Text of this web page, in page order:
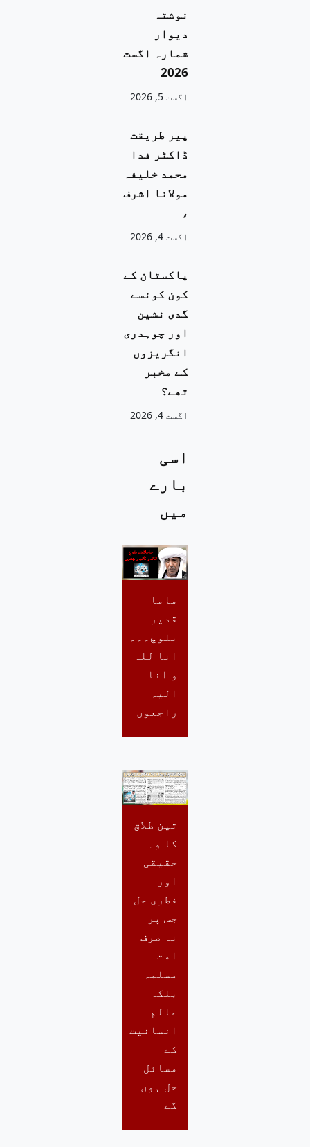
نوشتہ
دیوار
شمارہ اگست
2026
اگست 5, 2026
پیر طریقت
ڈاکٹر فدا
محمد خلیفہ
مولانا اشرف
،
اگست 4, 2026
پاکستان کے
کون کونسے
گدی نشین
اور چوہدری
انگریزوں
کے مخبر
تھے؟
اگست 4, 2026
اسی
بارے
میں
ماما
قدیر
بلوچ۔۔۔
انا للہ
و انا
الیہ
راجعون
تین طلاق
کا وہ
حقیقی
اور
فطری حل
جس پر
نہ صرف
امت
مسلمہ
بلکہ
عالم
انسانیت
کے
مسائل
حل ہوں
گے